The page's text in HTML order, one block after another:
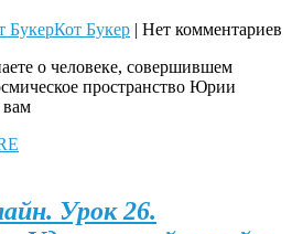
БукерКот Букер | Нет комментариев
о человеке, совершившем
пространство Юрии
вам
Урок 26.